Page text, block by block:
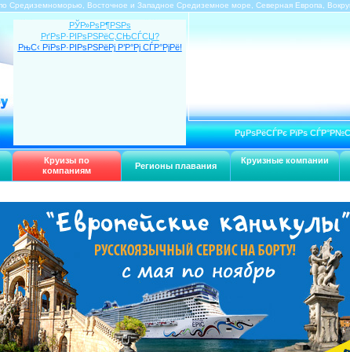
Средиземноморью, Восточное и Западное Средиземное море, Северная Европа,
Круизы по
компаниям
Регионы плавания
Круизные компании
РЎР»РѕР¶РЅРѕ
РґРѕР·РІРѕРЅРёС‚СЊСЃСЏ?
РњС‹ РїРѕР·РІРѕРЅРёРј Р’Р°Рј СЃР°РјРё!
РџРѕРёСЃРє РїРѕ